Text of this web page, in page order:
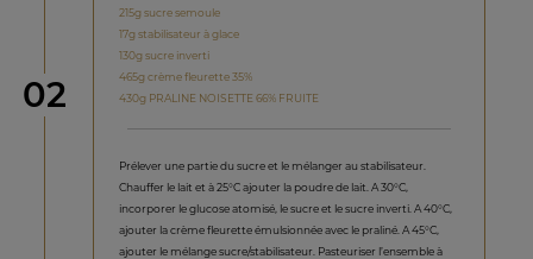
étape
02
215g sucre semoule
17g stabilisateur à glace
130g sucre inverti
465g crème fleurette 35%
430g PRALINE NOISETTE 66% FRUITE
Prélever une partie du sucre et le mélanger au stabilisateur.
Chauffer le lait et à 25°C ajouter la poudre de lait. A 30°C,
incorporer le glucose atomisé, le sucre et le sucre inverti. A 40°C,
ajouter la crème fleurette émulsionnée avec le praliné. A 45°C,
ajouter le mélange sucre/stabilisateur. Pasteuriser l’ensemble à